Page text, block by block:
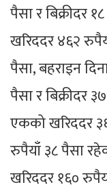
पैसा र बिक्रीदर
खरिददर ४६२
पैसा, बहराइन
पैसा र बिक्रीदर
एकको खरिददर
रुपैयाँ ३८ पैसा
खरिददर १६०